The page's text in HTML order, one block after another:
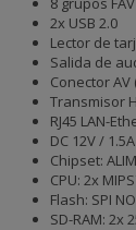
2x USB 2.0
Lector de
Salida de
Conector AV
Transmisor
RJ45 LAN-
DC 12V / 1.5A
Chipset:
CPU: 2x
Flash: SPI
SD-RAM: 2x